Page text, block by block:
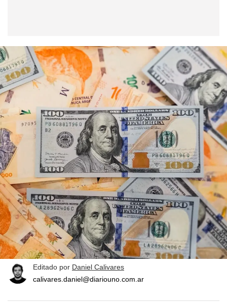
Editado por Daniel Calivares
calivares.daniel@diariouno.com.ar